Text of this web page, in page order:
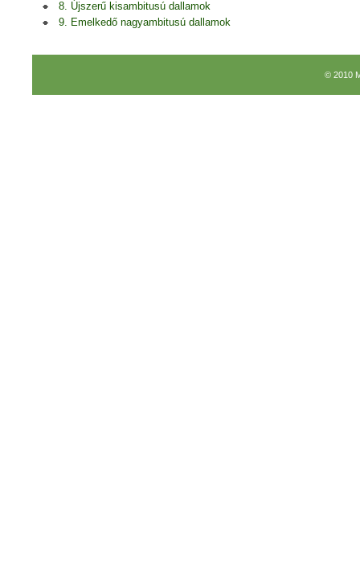
8. Újszerű kisambitusú dallamok
9. Emelkedő nagyambitusú dallamok
© 2010